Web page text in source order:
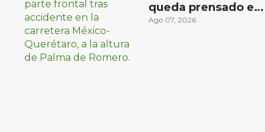
queda prensado en
choque con
Ago 07, 2026